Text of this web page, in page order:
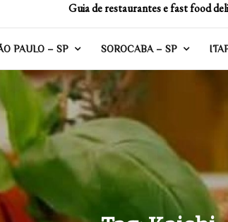
Guia de restaurantes e fast food
PAULO – SP SOROCABA – SP